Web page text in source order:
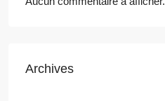
Archives